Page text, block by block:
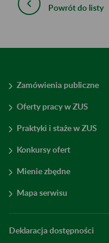
Powrót do listy
Zamówienia publiczne
Oferty pracy w ZUS
Praktyki i staże w ZUS
Konkursy ofert
Mienie zbędne
Mapa serwisu
Deklaracja dostępności